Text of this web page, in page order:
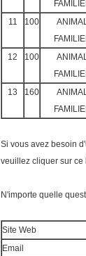
11 100
12 100
13 160
Si vous avez besoin
veuillez cliquer sur
N'importe quelle
Site Web
Email